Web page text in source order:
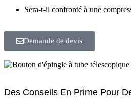
Sera-t-il confronté à une
Demande de devis
Des Conseils En Prime Pour